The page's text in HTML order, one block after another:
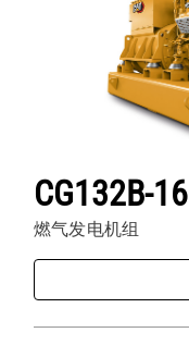
CG132B-16
燃气发电机组